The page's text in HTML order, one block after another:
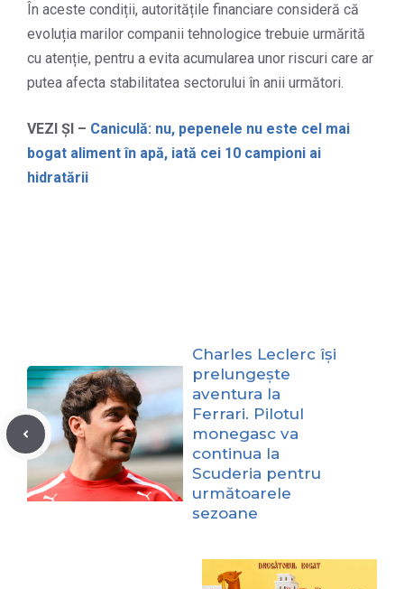
În aceste condiții, autoritățile financiare consideră că
evoluția marilor companii tehnologice trebuie urmărită
cu atenție, pentru a evita acumularea unor riscuri care ar
putea afecta stabilitatea sectorului în anii următori.
VEZI ȘI – Caniculă: nu, pepenele nu este cel mai
bogat aliment în apă, iată cei 10 campioni ai
hidratării
Charles Leclerc își
prelungește
aventura la
Ferrari. Pilotul
monegasc va
continua la
Scuderia pentru
următoarele
sezoane